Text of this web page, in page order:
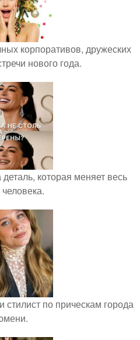
корпоративов, дружеских
нового года.
которая меняет весь
по прическам города